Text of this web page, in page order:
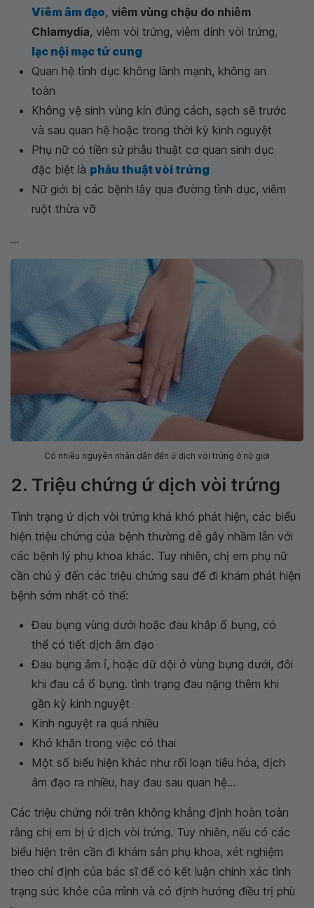
Viêm âm đạo, viêm vùng chậu do nhiễm
Chlamydia, viêm vòi trứng, viêm dính vòi trứng,
lạc nội mạc tử cung
Quan hệ tình dục không lành mạnh, không an
toàn
Không vệ sinh vùng kín đúng cách, sạch sẽ trước
và sau quan hệ hoặc trong thời kỳ kinh nguyệt
Phụ nữ có tiền sử phẫu thuật cơ quan sinh dục
đặc biệt là phẫu thuật vòi trứng
Nữ giới bị các bệnh lây qua đường tình dục, viêm
ruột thừa vỡ
...
Có nhiều nguyên nhân dẫn đến ứ dịch vòi trứng ở nữ giới
2. Triệu chứng ứ dịch vòi trứng
Tình trạng ứ dịch vòi trứng khá khó phát hiện, các biểu
hiện triệu chứng của bệnh thường dễ gây nhầm lẫn với
các bệnh lý phụ khoa khác. Tuy nhiên, chị em phụ nữ
cần chú ý đến các triệu chứng sau để đi khám phát hiện
bệnh sớm nhất có thể:
Đau bụng vùng dưới hoặc đau khắp ổ bụng, có
thể có tiết dịch âm đạo
Đau bụng âm ỉ, hoặc dữ dội ở vùng bụng dưới, đôi
khi đau cả ổ bụng. tình trạng đau nặng thêm khi
gần kỳ kinh nguyệt
Kinh nguyệt ra quá nhiều
Khó khăn trong việc có thai
Một số biểu hiện khác như rối loạn tiêu hóa, dịch
âm đạo ra nhiều, hay đau sau quan hệ...
Các triệu chứng nói trên không khẳng định hoàn toàn
rằng chị em bị ứ dịch vòi trứng. Tuy nhiên, nếu có các
biểu hiện trên cần đi khám sản phụ khoa, xét nghiệm
theo chỉ định của bác sĩ để có kết luận chính xác tình
trạng sức khỏe của mình và có định hướng điều trị phù